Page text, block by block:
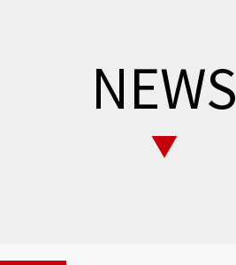
NEWS